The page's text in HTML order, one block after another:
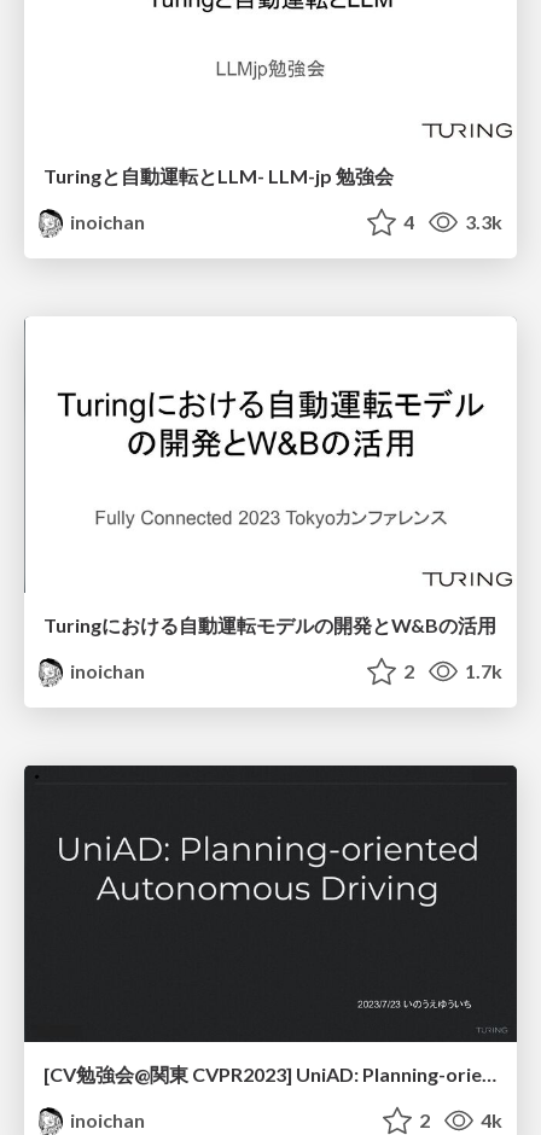
Turingと自動運転とLLM- LLM-jp 勉強会
inoichan
4 3.3k
Turingにおける自動運転モデルの開発とW&Bの活用
inoichan
2 1.7k
[CV勉強会@関東 CVPR2023] UniAD: Planning-oriented Autonomous Driving
inoichan
2 4k